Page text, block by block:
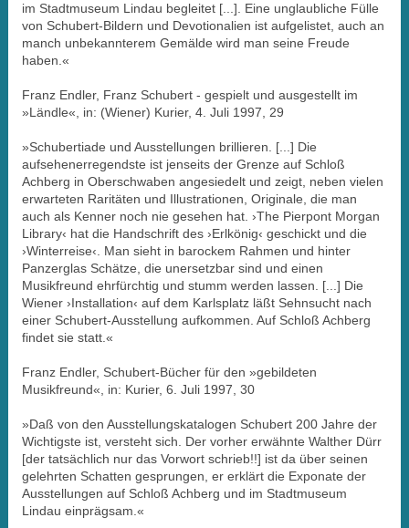
im Stadtmuseum Lindau begleitet [...]. Eine unglaubliche Fülle
von Schubert-Bildern und Devotionalien ist aufgelistet, auch an
manch unbekannterem Gemälde wird man seine Freude
haben.«
Franz Endler, Franz Schubert - gespielt und ausgestellt im
»Ländle«, in: (Wiener) Kurier, 4. Juli 1997, 29
»Schubertiade und Ausstellungen brillieren. [...] Die
aufsehenerregendste ist jenseits der Grenze auf Schloß
Achberg in Oberschwaben angesiedelt und zeigt, neben vielen
erwarteten Raritäten und Illustrationen, Originale, die man
auch als Kenner noch nie gesehen hat. ›The Pierpont Morgan
Library‹ hat die Handschrift des ›Erlkönig‹ geschickt und die
›Winterreise‹. Man sieht in barockem Rahmen und hinter
Panzerglas Schätze, die unersetzbar sind und einen
Musikfreund ehrfürchtig und stumm werden lassen. [...] Die
Wiener ›Installation‹ auf dem Karlsplatz läßt Sehnsucht nach
einer Schubert-Ausstellung aufkommen. Auf Schloß Achberg
findet sie statt.«
Franz Endler, Schubert-Bücher für den »gebildeten
Musikfreund«, in: Kurier, 6. Juli 1997, 30
»Daß von den Ausstellungskatalogen Schubert 200 Jahre der
Wichtigste ist, versteht sich. Der vorher erwähnte Walther Dürr
[der tatsächlich nur das Vorwort schrieb!!] ist da über seinen
gelehrten Schatten gesprungen, er erklärt die Exponate der
Ausstellungen auf Schloß Achberg und im Stadtmuseum
Lindau einprägsam.«